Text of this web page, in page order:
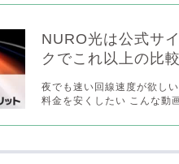
NURO光は公式サ
クでこれ以上の比
夜でも速い回線速度が欲し
料金を安くしたい こんな動